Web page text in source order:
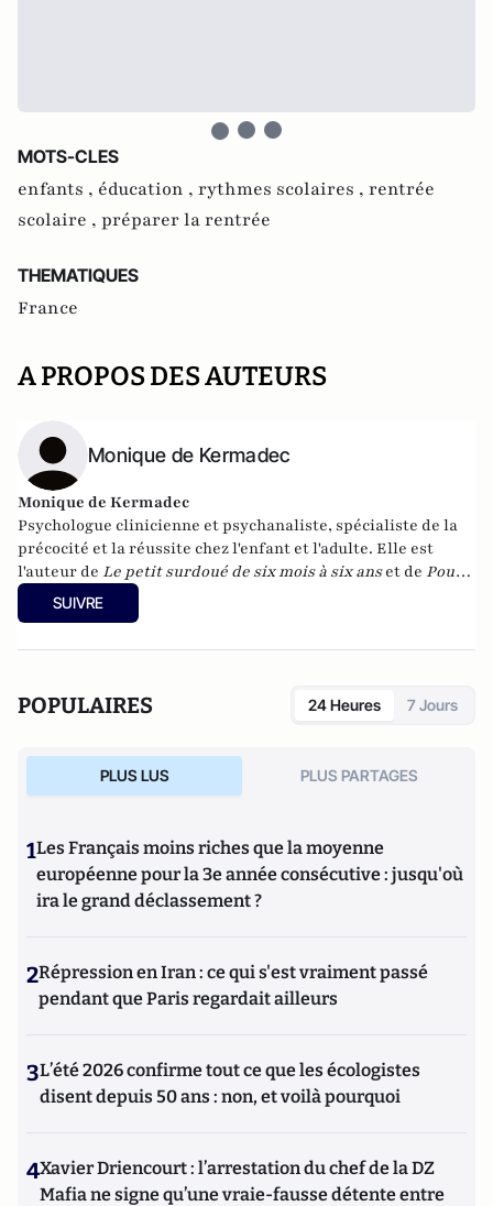
MOTS-CLES
enfants , éducation , rythmes scolaires , rentrée
scolaire , préparer la rentrée
THEMATIQUES
France
A PROPOS DES AUTEURS
Monique de Kermadec
Monique de Kermadec
Psychologue clinicienne et psychanaliste, spécialiste de la
précocité et la réussite chez l'enfant et l'adulte. Elle est
l'auteur de Le petit surdoué de six mois à six anset de Pour
que mon enfant réussisse
SUIVRE
POPULAIRES 24 Heures 7 Jours
PLUS LUS PLUS PARTAGES
1Les Français moins riches que la moyenne
européenne pour la 3e année consécutive : jusqu'où
ira le grand déclassement ?
2Répression en Iran : ce qui s'est vraiment passé
pendant que Paris regardait ailleurs
3L’été 2026 confirme tout ce que les écologistes
disent depuis 50 ans : non, et voilà pourquoi
4Xavier Driencourt : l’arrestation du chef de la DZ
Mafia ne signe qu’une vraie-fausse détente entre